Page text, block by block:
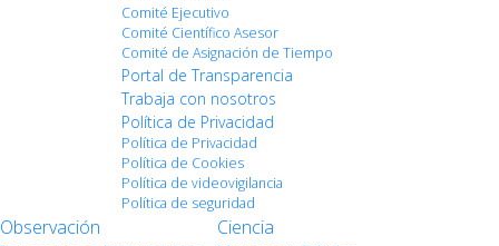
Comité Ejecutivo
Comité Científico Asesor
Comité de Asignación de Tiempo
Portal de Transparencia
Trabaja con nosotros
Política de Privacidad
Política de Privacidad
Política de Cookies
Política de videovigilancia
Política de seguridad
Observación Ciencia